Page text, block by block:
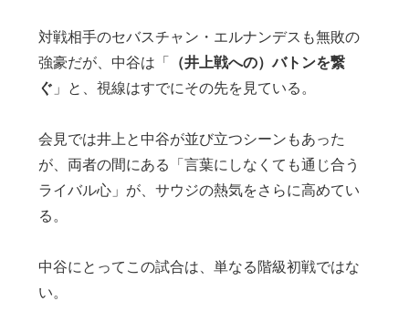
対戦相手のセバスチャン・エルナンデスも無敗の
強豪だが、中谷は「 （井上戦への）バトンを繋
ぐ 」と、視線はすでにその先を見ている。
会見では井上と中谷が並び立つシーンもあった
が、両者の間にある「言葉にしなくても通じ合う
ライバル心」が、サウジの熱気をさらに高めてい
る。
中谷にとってこの試合は、単なる階級初戦ではな
い。